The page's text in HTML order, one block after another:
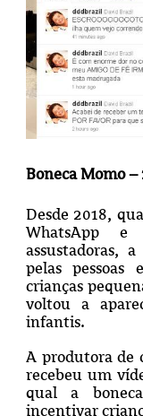
Boneca Momo –
Desde 2018,
WhatsApp e
assustadoras,
pelas
crianças
voltou a
infantis.
A produtora de
recebeu um
qual a
incentivar